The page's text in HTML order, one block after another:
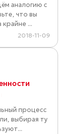
аналогию с
что вы
...
2018-11-09
процесс
выбирая ту